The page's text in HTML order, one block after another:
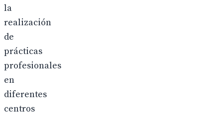
la
realización
de
prácticas
profesionales
en
diferentes
centros